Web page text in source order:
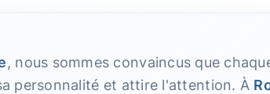
, nous sommes convaincus que
personnalité et attire l'attention. À